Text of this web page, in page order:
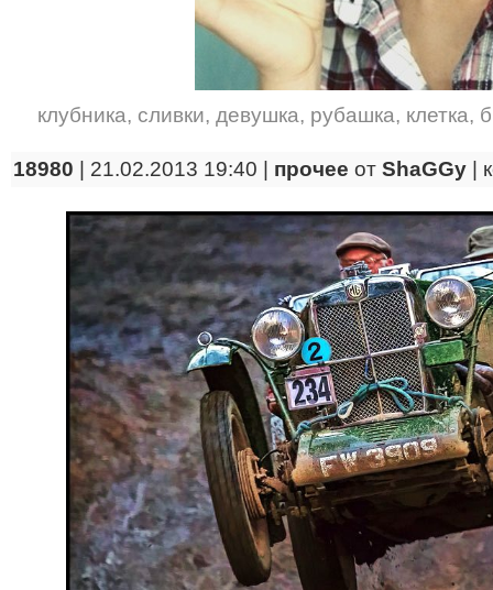
клубника, сливки, девушка, рубашка, клетка,
18980 | 21.02.2013 19:40 | прочее от ShaGGy